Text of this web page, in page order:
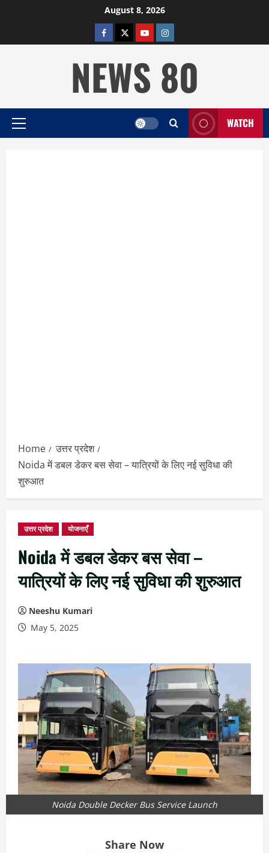
August 8, 2026
facebooktwitterYOUTUBE
instagram
NEWS 80
Primary
WATCH
Home
उत्तर प्रदेश
Noida में डबल डेकर बस सेवा – यात्रियों के लिए नई सुविधा की
शुरुआत
उत्तर प्रदेश योजनाएँ
Noida में डबल डेकर बस सेवा –
यात्रियों के लिए नई सुविधा की शुरुआत
Neeshu Kumari
May 5, 2025
Noida Double Decker Bus Service Launch
Share Now